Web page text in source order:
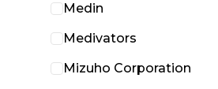
Medin
Medivators
Mizuho Corporation